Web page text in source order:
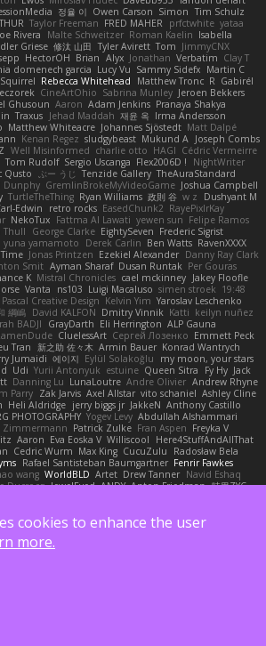
정율 이 Owen Carson Simon Tim Schulz
Taylor Freeman FRED MAHER prfctwhite yataa
Rivera Malte Schweitzer Roman Kaelin Isabella
Griese 修汰 山田 Tyler Avirett Tom JimmyCNX
HectorOH Brian Alyx Jonathan Verbatim Clay T
domenech garcia Lucy Vu Sammy Sidefx Martin C
Rebecca Whitehead Matthew Tronc R Gabirél
CineArtOhio Sabrina Munley Jeroen Bekkers
Ghusoun Aaron Adam Jenkins Pranaya Shakya
Traxus Jehad Maddah 재윤 옥 Irma Andersson
Matthew Whiteacre Johannes Sjöstedt Matt Dalpé
Kenan Regez sludgybeast Mukund A
Joseph Combs
Well Misinformed charlie otto HAGI Cédric Vermeirre
Tom Rudolf Sergio Uscanga Flex2006D !
NightWriter
Qusto ぶー うじ Tenzide Gallery TheAuraStandard
Dunphy GremlinBrokeMyVideoGame Joshua Campbell
TurtleTheThing Ryan Williams 政則 谷 w z
Dushyant M
Edwin retro rocks EasedChunk2 RayePixlrKay
NekoTux Fattma Al Lawati yewen sun Felipe Ramos
Thull George Clarke EightySeven Frederic Sigrist
yuna yamamoto Derek Carlin Ben Watts RavenXXXX
Jonas Printzen Ezekiel Alexander Danny Ray Clark
Smit Ayman Sharaf Dusan Runtak Per Gouras
K Mistral Chronicles cael mckinney Jakey Floofle
Vanta ns103 Luigi Macaluso simen stroek 19:48
Pascal Creative Design Kelvin Yim Yaroslav Leschenko
綱嶋 David KALFON Dmitry Vinnik Katti keilyn nuñez
BADJI GrayDarth Eli Herrington ALP Gauna
CluelessArt Cергей Лозенко Emmett Peck
Tran 新之助 佐々木 Armin Bauer Konrad Wantrych
Jumaidi 에이지 Eylül Solakoğlu
my moon, your stars
Udi Yurii Antonyuk estuine Queen Sitra Fy Hy Jack
Danning Lu LunaLoutre Andre Olivier Andrew Rhyne
Parry Zak Jarvis Axel Allstar vito schaniel Ashley Cline
Heli Aldridge jerry biggs jr JakkeN Anthony Castillo
PHOTOGRAPHY Yogev Levy Abdullah Alshammari
Zimmermann Patrick Zulke Fran Aspen Freyka V
Aaron Eva Eoska V Williscool
Here4StuffAndAllThat
Cedric Wurm Max King CucuZulu
Radosław Bela
Rafael Santisteban Baumgartner Fenrir Fawkes
wang WorldBLD Artet Drew Tanner Navid Eshaq
Ducrocq JewelEyed ANDY Anton Friedman 時里ZYC
Bagarolo Eon Valterra NeckbeardLover445
Pendleton Eduard Marsinyac Matthew J Clarke
Lloyd clenhart
cookies to enhance the user
more.